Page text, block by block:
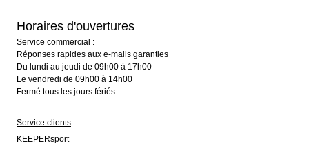
Horaires d'ouvertures
Service commercial :
Réponses rapides aux e-mails garanties
Du lundi au jeudi de 09h00 à 17h00
Le vendredi de 09h00 à 14h00
Fermé tous les jours fériés
Service clients
KEEPERsport